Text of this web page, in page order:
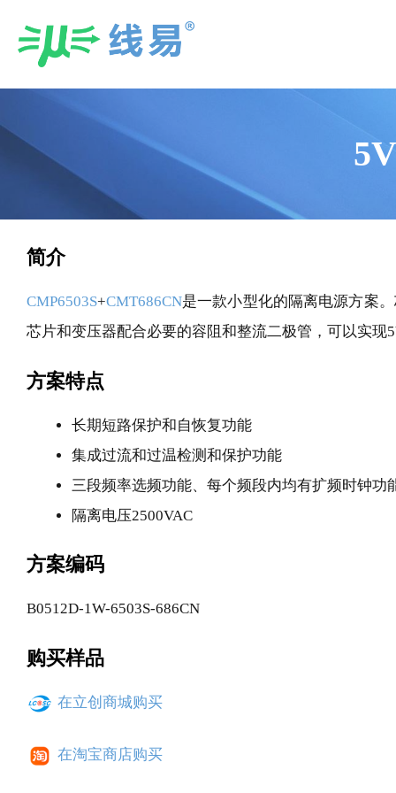
简介
CMP6503S+CMT686CN是一款小型化的隔离电源方案
芯片和变压器配合必要的容阻和整流二极管，可以实现
方案特点
长期短路保护和自恢复功能
集成过流和过温检测和保护功能
三段频率选频功能、每个频段内均有扩频时钟功
隔离电压2500VAC
方案编码
B0512D-1W-6503S-686CN
购买样品
在立创商城购买
在淘宝商店购买